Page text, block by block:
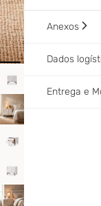
Anexos
Dados
Entrega e